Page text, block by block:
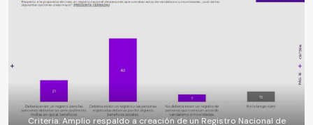
Criteria: Amplio respaldo a creación de un Registro Nacional de